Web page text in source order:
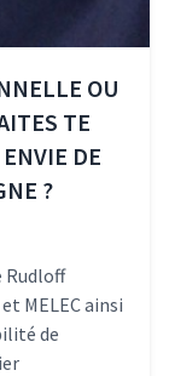
OU
TE
DE
?
Rudloff
MELEC ainsi
de